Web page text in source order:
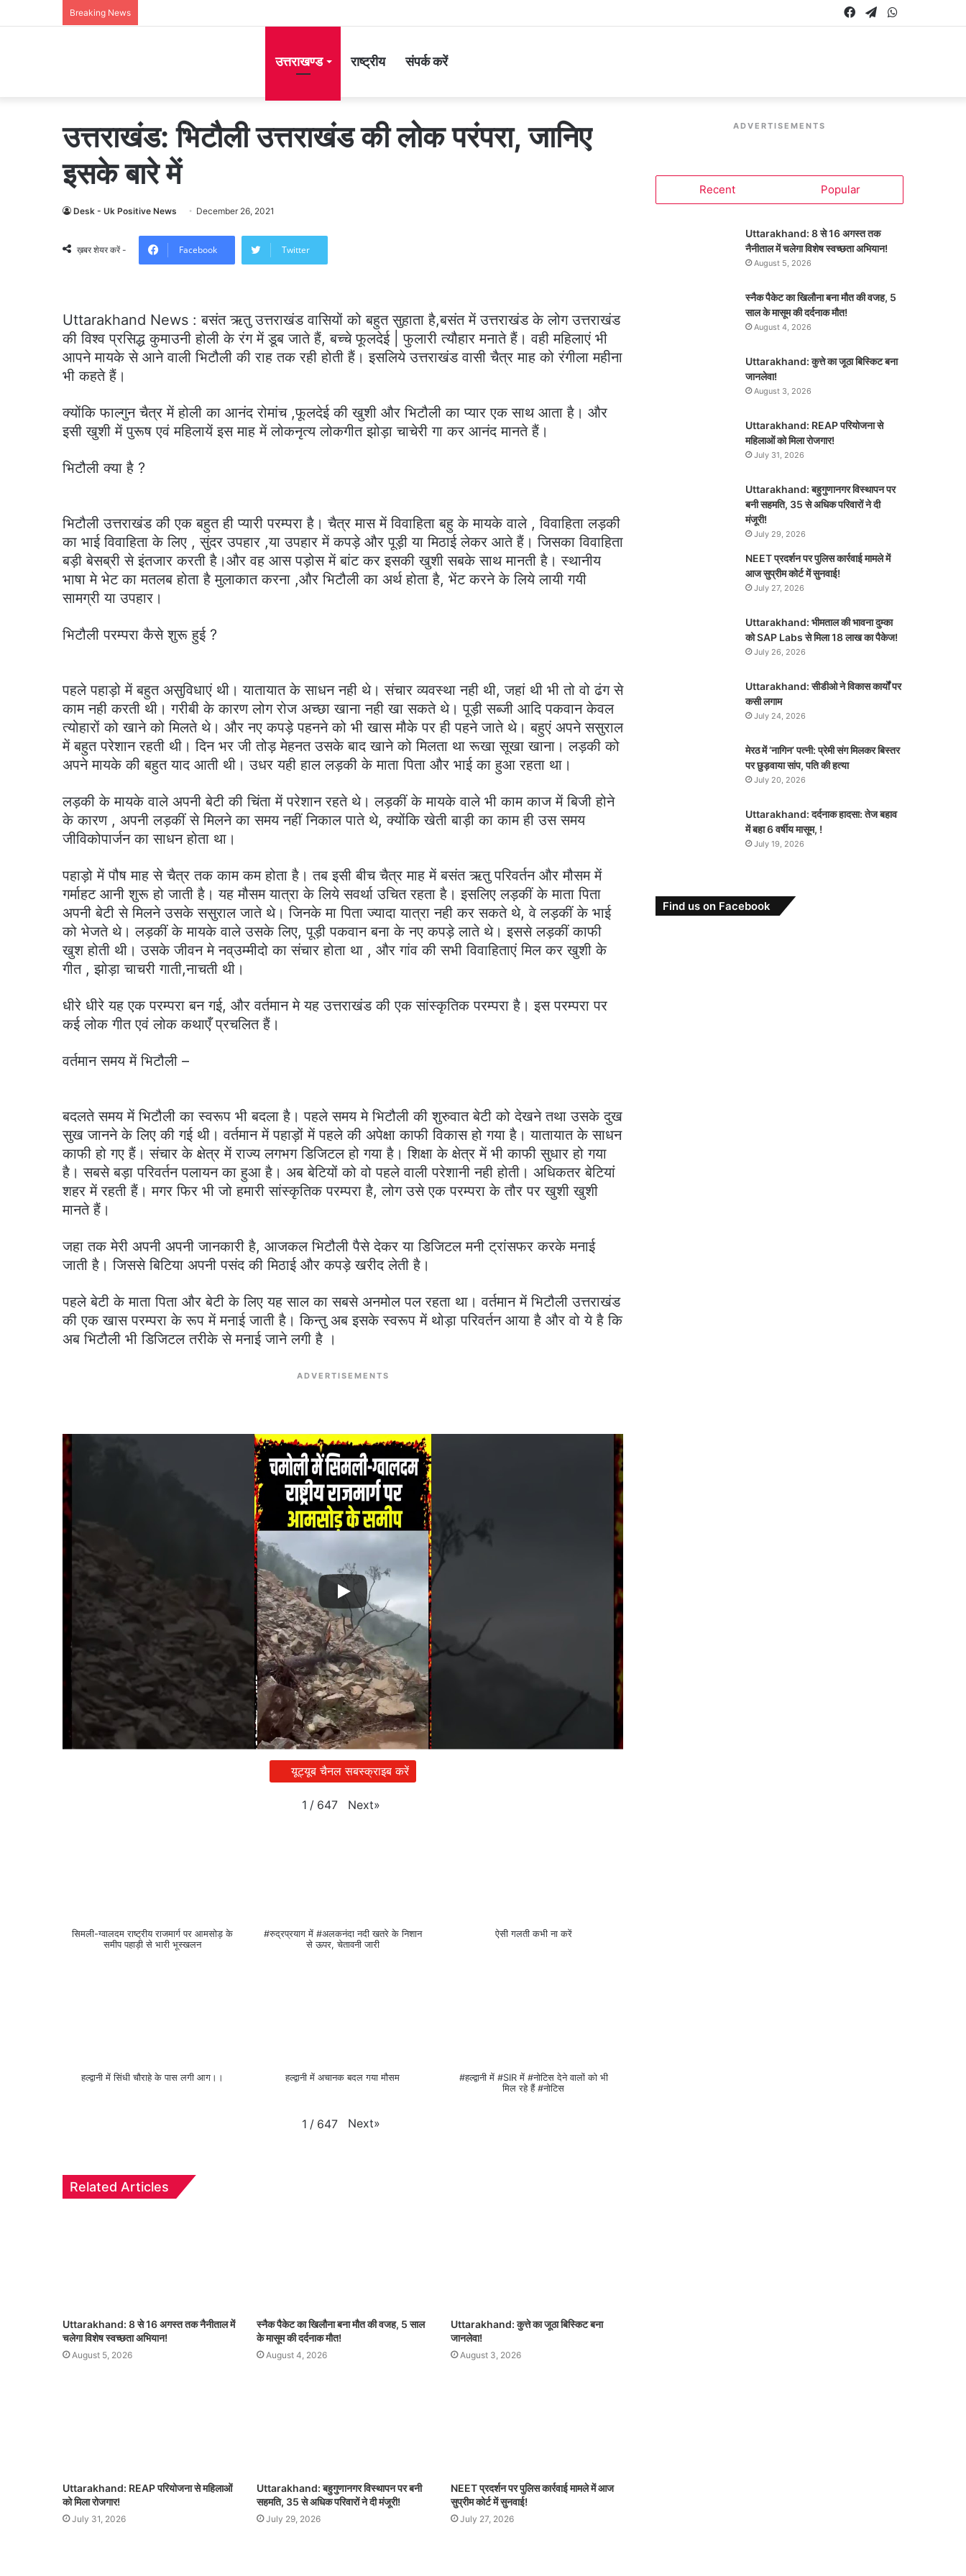
Breaking News Telegram
Facebook
उत्तराखण्ड राष्ट्रीय संपर्क करें
उत्तराखंड: भिटौली उत्तराखंड की लोक परंपरा, जानिए
इसके बारे में
Desk - Uk Positive News December 26, 2021
ख़बर शेयर करें - Facebook Twitter
Uttarakhand News : बसंत ऋतु उत्तराखंड वासियों को बहुत सुहाता है,बसंत में उत्तराखंड के लोग उत्तराखंड
की विश्व प्रसिद्ध कुमाउनी होली के रंग में डूब जाते हैं, बच्चे फूलदेई | फुलारी त्यौहार मनाते हैं। वही महिलाएं भी
आपने मायके से आने वाली भिटौली की राह तक रही होती हैं। इसलिये उत्तराखंड वासी चैत्र माह को रंगीला महीना
भी कहते हैं।
क्योंकि फाल्गुन चैत्र में होली का आनंद रोमांच ,फूलदेई की खुशी और भिटौली का प्यार एक साथ आता है। और
इसी खुशी में पुरूष एवं महिलायें इस माह में लोकनृत्य लोकगीत झोड़ा चाचेरी गा कर आनंद मानते हैं।
भिटौली क्या है ?
भिटौली उत्तराखंड की एक बहुत ही प्यारी परम्परा है। चैत्र मास में विवाहिता बहु के मायके वाले , विवाहिता लड़की
का भाई विवाहिता के लिए , सुंदर उपहार ,या उपहार में कपड़े और पूड़ी या मिठाई लेकर आते हैं। जिसका विवाहिता
बड़ी बेसब्री से इंतजार करती है।और वह आस पड़ोस में बांट कर इसकी खुशी सबके साथ मानती है। स्थानीय
भाषा मे भेट का मतलब होता है मुलाकात करना ,और भिटौली का अर्थ होता है, भेंट करने के लिये लायी गयी
सामग्री या उपहार।
भिटौली परम्परा कैसे शुरू हुई ?
पहले पहाड़ो में बहुत असुविधाएं थी। यातायात के साधन नही थे। संचार व्यवस्था नही थी, जहां थी भी तो वो ढंग से
काम नही करती थी। गरीबी के कारण लोग रोज अच्छा खाना नही खा सकते थे। पूड़ी सब्जी आदि पकवान केवल
त्योहारों को खाने को मिलते थे। और नए कपड़े पहनने को भी खास मौके पर ही पहने जाते थे। बहुएं अपने ससुराल
में बहुत परेशान रहती थी। दिन भर जी तोड़ मेहनत उसके बाद खाने को मिलता था रूखा सूखा खाना। लड़की को
अपने मायके की बहुत याद आती थी। उधर यही हाल लड़की के माता पिता और भाई का हुआ रहता था।
लड़की के मायके वाले अपनी बेटी की चिंता में परेशान रहते थे। लड़कीं के मायके वाले भी काम काज में बिजी होने
के कारण , अपनी लड़कीं से मिलने का समय नहीं निकाल पाते थे, क्योंकि खेती बाड़ी का काम ही उस समय
जीविकोपार्जन का साधन होता था।
पहाड़ो में पौष माह से चैत्र तक काम कम होता है। तब इसी बीच चैत्र माह में बसंत ऋतु परिवर्तन और मौसम में
गर्माहट आनी शुरू हो जाती है। यह मौसम यात्रा के लिये सवर्था उचित रहता है। इसलिए लड़कीं के माता पिता
अपनी बेटी से मिलने उसके ससुराल जाते थे। जिनके मा पिता ज्यादा यात्रा नही कर सकते थे, वे लड़कीं के भाई
को भेजते थे। लड़कीं के मायके वाले उसके लिए, पूड़ी पकवान बना के नए कपड़े लाते थे। इससे लड़कीं काफी
खुश होती थी। उसके जीवन मे नव्उम्मीदो का संचार होता था , और गांव की सभी विवाहिताएं मिल कर खुशी के
गीत , झोड़ा चाचरी गाती,नाचती थी।
धीरे धीरे यह एक परम्परा बन गई, और वर्तमान मे यह उत्तराखंड की एक सांस्कृतिक परम्परा है। इस परम्परा पर
कई लोक गीत एवं लोक कथाएँ प्रचलित हैं।
वर्तमान समय में भिटौली –
बदलते समय में भिटौली का स्वरूप भी बदला है। पहले समय मे भिटौली की शुरुवात बेटी को देखने तथा उसके दुख
सुख जानने के लिए की गई थी। वर्तमान में पहाड़ों में पहले की अपेक्षा काफी विकास हो गया है। यातायात के साधन
काफी हो गए हैं। संचार के क्षेत्र में राज्य लगभग डिजिटल हो गया है। शिक्षा के क्षेत्र में भी काफी सुधार हो गया
है। सबसे बड़ा परिवर्तन पलायन का हुआ है। अब बेटियों को वो पहले वाली परेशानी नही होती। अधिकतर बेटियां
शहर में रहती हैं। मगर फिर भी जो हमारी सांस्कृतिक परम्परा है, लोग उसे एक परम्परा के तौर पर खुशी खुशी
मानते हैं।
जहा तक मेरी अपनी अपनी जानकारी है, आजकल भिटौली पैसे देकर या डिजिटल मनी ट्रांसफर करके मनाई
जाती है। जिससे बिटिया अपनी पसंद की मिठाई और कपड़े खरीद लेती है।
पहले बेटी के माता पिता और बेटी के लिए यह साल का सबसे अनमोल पल रहता था। वर्तमान में भिटौली उत्तराखंड
की एक खास परम्परा के रूप में मनाई जाती है। किन्तु अब इसके स्वरूप में थोड़ा परिवर्तन आया है और वो ये है कि
अब भिटौली भी डिजिटल तरीके से मनाई जाने लगी है ।
ADVERTISEMENTS
यूट्यूब चैनल सबस्क्राइब करें
1 / 647 Next»
सिमली-ग्वालदम राष्ट्रीय राजमार्ग पर आमसोड़ के
समीप पहाड़ी से भारी भूस्खलन
#रुद्रप्रयाग में #अलकनंदा नदी खतरे के निशान
से ऊपर, चेतावनी जारी
ऐसी गलती कभी ना करें
हल्द्वानी में सिंधी चौराहे के पास लगी आग।। हल्द्वानी में अचानक बदल गया मौसम
#हल्द्वानी में #SIR में #नोटिस देने वालों को भी
मिल रहे हैं #नोटिस
1 / 647 Next»
Related Articles
Uttarakhand: 8 से 16 अगस्त तक नैनीताल में
चलेगा विशेष स्वच्छता अभियान!
August 5, 2026
स्नैक पैकेट का खिलौना बना मौत की वजह, 5 साल
के मासूम की दर्दनाक मौत!
August 4, 2026
Uttarakhand: कुत्ते का जूठा बिस्किट बना
जानलेवा!
August 3, 2026
Uttarakhand: REAP परियोजना से महिलाओं
को मिला रोजगार!
July 31, 2026
Uttarakhand: बहुगुणानगर विस्थापन पर बनी
सहमति, 35 से अधिक परिवारों ने दी मंजूरी!
July 29, 2026
NEET प्रदर्शन पर पुलिस कार्रवाई मामले में आज
सुप्रीम कोर्ट में सुनवाई!
July 27, 2026
ADVERTISEMENTS
Recent Popular
Uttarakhand: 8 से 16 अगस्त तक
नैनीताल में चलेगा विशेष स्वच्छता अभियान!
August 5, 2026
स्नैक पैकेट का खिलौना बना मौत की वजह, 5
साल के मासूम की दर्दनाक मौत!
August 4, 2026
Uttarakhand: कुत्ते का जूठा बिस्किट बना
जानलेवा!
August 3, 2026
Uttarakhand: REAP परियोजना से
महिलाओं को मिला रोजगार!
July 31, 2026
Uttarakhand: बहुगुणानगर विस्थापन पर
बनी सहमति, 35 से अधिक परिवारों ने दी
मंजूरी!
July 29, 2026
NEET प्रदर्शन पर पुलिस कार्रवाई मामले में
आज सुप्रीम कोर्ट में सुनवाई!
July 27, 2026
Uttarakhand: भीमताल की भावना दुम्का
को SAP Labs से मिला 18 लाख का पैकेज!
July 26, 2026
Uttarakhand: सीडीओ ने विकास कार्यों पर
कसी लगाम
July 24, 2026
मेरठ में ‘नागिन’ पत्नी: प्रेमी संग मिलकर बिस्तर
पर छुड़वाया सांप, पति की हत्या
July 20, 2026
Uttarakhand: दर्दनाक हादसा: तेज बहाव
में बहा 6 वर्षीय मासूम, !
July 19, 2026
Find us on Facebook